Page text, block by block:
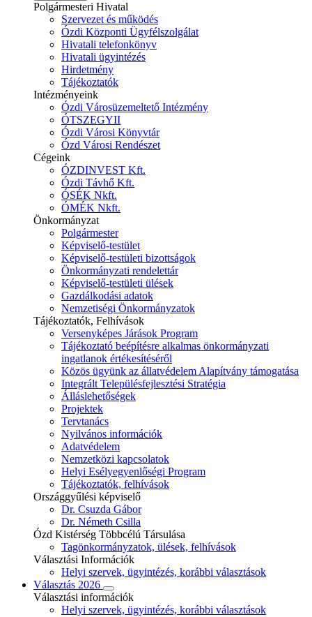
Polgármesteri Hivatal
Szervezet és működés
Ózdi Központi Ügyfélszolgálat
Hivatali telefonkönyv
Hivatali ügyintézés
Hirdetmény
Tájékoztatók
Intézményeink
Ózdi Városüzemeltető Intézmény
ÓTSZEGYII
Ózdi Városi Könyvtár
Ózd Városi Rendészet
Cégeink
ÓZDINVEST Kft.
Ózdi Távhő Kft.
ÓSÉK Nkft.
ÓMÉK Nkft.
Önkormányzat
Polgármester
Képviselő-testület
Képviselő-testületi bizottságok
Önkormányzati rendelettár
Képviselő-testületi ülések
Gazdálkodási adatok
Nemzetiségi Önkormányzatok
Tájékoztatók, Felhívások
Versenyképes Járások Program
Tájékoztató beépítésre alkalmas önkormányzati
ingatlanok értékesítéséről
Közös ügyünk az állatvédelem Alapítvány támogatása
Integrált Településfejlesztési Stratégia
Álláslehetőségek
Projektek
Tervtanács
Nyilvános információk
Adatvédelem
Nemzetközi kapcsolatok
Helyi Esélyegyenlőségi Program
Tájékoztatók, felhívások
Országgyűlési képviselő
Dr. Csuzda Gábor
Dr. Németh Csilla
Ózd Kistérség Többcélú Társulása
Tagönkormányzatok, ülések, felhívások
Választási Információk
Helyi szervek, ügyintézés, korábbi választások
Választás 2026
Választási információk
Helyi szervek, ügyintézés, korábbi választások